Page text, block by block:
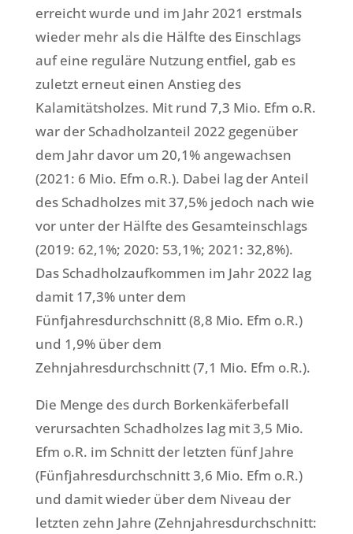
erreicht wurde und im Jahr 2021 erstmals
wieder mehr als die Hälfte des Einschlags
auf eine reguläre Nutzung entfiel, gab es
zuletzt erneut einen Anstieg des
Kalamitätsholzes. Mit rund 7,3 Mio. Efm o.R.
war der Schadholzanteil 2022 gegenüber
dem Jahr davor um 20,1% angewachsen
(2021: 6 Mio. Efm o.R.). Dabei lag der Anteil
des Schadholzes mit 37,5% jedoch nach wie
vor unter der Hälfte des Gesamteinschlags
(2019: 62,1%; 2020: 53,1%; 2021: 32,8%).
Das Schadholzaufkommen im Jahr 2022 lag
damit 17,3% unter dem
Fünfjahresdurchschnitt (8,8 Mio. Efm o.R.)
und 1,9% über dem
Zehnjahresdurchschnitt (7,1 Mio. Efm o.R.).
Die Menge des durch Borkenkäferbefall
verursachten Schadholzes lag mit 3,5 Mio.
Efm o.R. im Schnitt der letzten fünf Jahre
(Fünfjahresdurchschnitt 3,6 Mio. Efm o.R.)
und damit wieder über dem Niveau der
letzten zehn Jahre (Zehnjahresdurchschnitt: